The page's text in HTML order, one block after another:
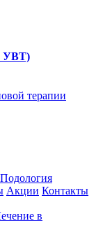
УВТ)
терапии
Подология
Акции Контакты
в